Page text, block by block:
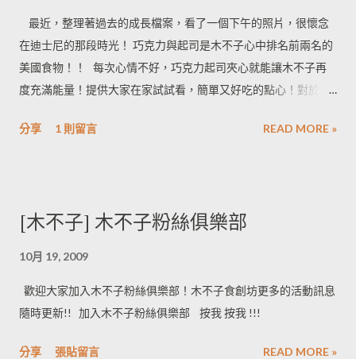
最近，整理著過去的成長檔案，看了一個下午的照片，很懷念
在迪士尼的那段時光！ 巧克力與起司是木不子心中排名前兩名的
美國食物！！ 每次心情不好，巧克力起司夾心就能讓木不子再
度充滿能量！提供大家在家試試看，簡單又好吃的點心！對於剛
分享
1 則留言 READ MORE »
[木不子] 木不子粉絲俱樂部
10月 19, 2009
歡迎大家加入木不子粉絲俱樂部！木不子食創坊更多的活動訊息
隨時更新!! 加入木不子粉絲俱樂部 按我 按我 !!!
分享 張貼留言 READ MORE »